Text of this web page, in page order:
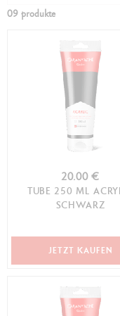
09 produkte
20.00 €
TUBE 250 ML
SCHWARZ
JETZT KAUFEN